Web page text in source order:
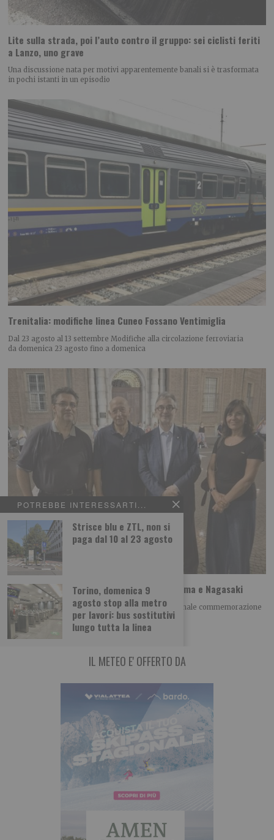
POTREBBE INTERESSARTI...
Strisce blu e ZTL, non si
paga dal 10 al 23 agosto
Torino, domenica 9
agosto stop alla metro
per lavori: bus sostitutivi
lungo tutta la linea
Lite sulla strada, poi l’auto contro il gruppo: sei ciclisti feriti
a Lanzo, uno grave
Una discussione nata per motivi apparentemente banali si è trasformata
in pochi istanti in un episodio
Trenitalia: modifiche linea Cuneo Fossano Ventimiglia
Dal 23 agosto al 13 settembre Modifiche alla circolazione ferroviaria
da domenica 23 agosto fino a domenica
A Torino il ricordo della tragedia di Hiroshima e Nagasaki
Giovedì 6 agosto alle h 21.00 si è tenuta la tradizionale commemorazione
della tragedia di Hiroshima
IL METEO E' OFFERTO DA